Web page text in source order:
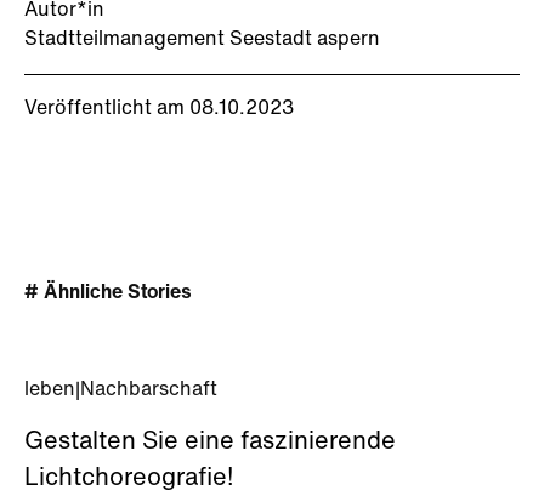
Autor*in
Stadtteilmanagement Seestadt aspern
Veröffentlicht am 08.10.2023
# Ähnliche Stories
leben Nachbarschaft
Gestalten Sie eine faszinierende
Lichtchoreografie!